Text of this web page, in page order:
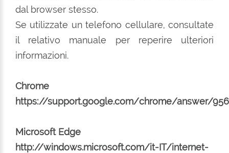
dal browser stesso.
Se utilizzate un telefono cellulare, consultate
il relativo manuale per reperire ulteriori
informazioni.
Chrome
https://support.google.com/chrome/answer/
Microsoft Edge
http://windows.microsoft.com/it-IT/internet-